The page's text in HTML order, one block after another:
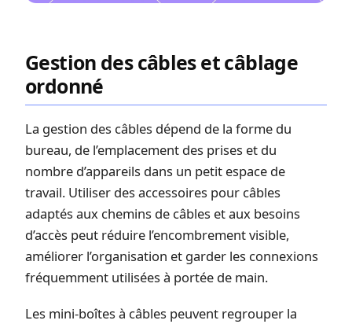
Gestion des câbles et câblage
ordonné
La gestion des câbles dépend de la forme du
bureau, de l’emplacement des prises et du
nombre d’appareils dans un petit espace de
travail. Utiliser des accessoires pour câbles
adaptés aux chemins de câbles et aux besoins
d’accès peut réduire l’encombrement visible,
améliorer l’organisation et garder les connexions
fréquemment utilisées à portée de main.
Les mini-boîtes à câbles peuvent regrouper la